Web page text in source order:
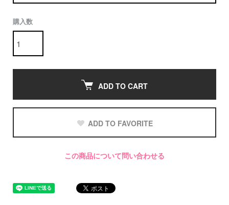
購入数
ADD TO CART
ADD TO FAVORITE
この商品について問い合わせる